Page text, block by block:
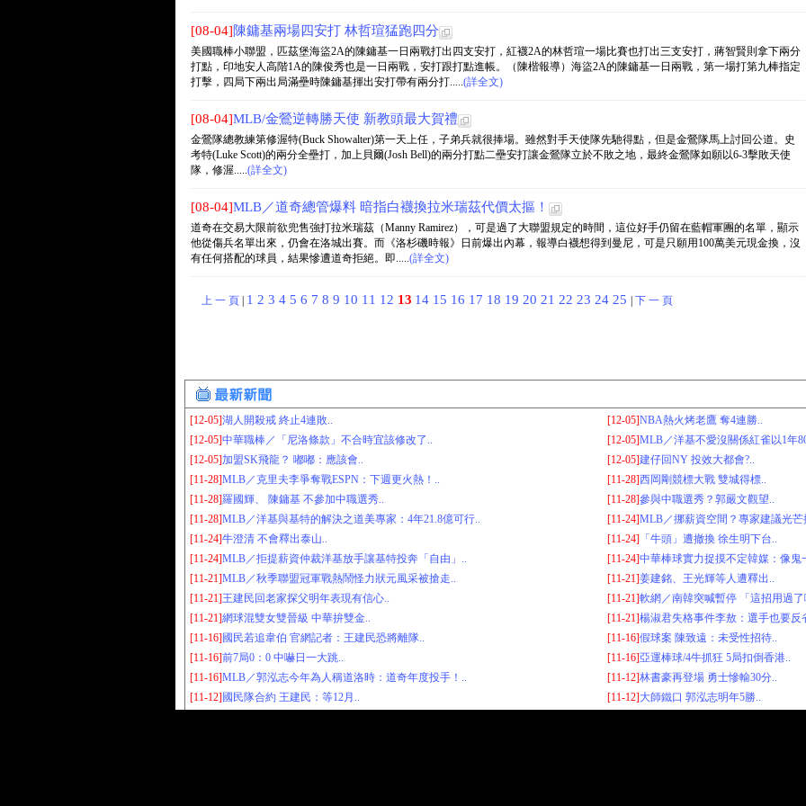
[08-04]陳鏞基兩場四安打 林哲瑄猛跑四分
美國職棒小聯盟，匹茲堡海盜2A的陳鏞基一日兩戰打出四支安打，紅襪2A的林哲瑄一場比賽也打出三支安打，蔣智賢則拿下兩分
打點，印地安人高階1A的陳俊秀也是一日兩戰，安打跟打點進帳。（陳楷報導）海盜2A的陳鏞基一日兩戰，第一場打第九棒指定
打擊，四局下兩出局滿壘時陳鏞基揮出安打帶有兩分打.....(詳全文)
[08-04]MLB/金鶯逆轉勝天使 新教頭最大賀禮
金鶯隊總教練第修渥特(Buck Showalter)第一天上任，子弟兵就很捧場。雖然對手天使隊先馳得點，但是金鶯隊馬上討回公道。史
考特(Luke Scott)的兩分全壘打，加上貝爾(Josh Bell)的兩分打點二壘安打讓金鶯隊立於不敗之地，最終金鶯隊如願以6-3擊敗天使
隊，修渥.....(詳全文)
[08-04]MLB／道奇總管爆料 暗指白襪換拉米瑞茲代價太摳！
道奇在交易大限前欲兜售強打拉米瑞茲（Manny Ramirez），可是過了大聯盟規定的時間，這位好手仍留在藍帽軍團的名單，顯示
他從傷兵名單出來，仍會在洛城出賽。而《洛杉磯時報》日前爆出內幕，報導白襪想得到曼尼，可是只願用100萬美元現金換，沒
有任何搭配的球員，結果慘遭道奇拒絕。即.....(詳全文)
上 一 頁| 1 2 3 4 5 6 7 8 9 10 11 12 13 14 15 16 17 18 19 20 21 22 23 24 25 下 一 頁
[12-05]湖人開殺戒 終止4連敗.. [12-05]NBA熱火烤老鷹 奪4連勝..
[12-05]中華職棒／「尼洛條款」不合時宜該修改了.. [12-05]MLB／洋基不愛沒關係紅雀以1年
[12-05]加盟SK飛龍？ 嘟嘟：應該會.. [12-05]建仔回NY 投效大都會?..
[11-28]MLB／克里夫李爭奪戰ESPN：下週更火熱！.. [11-28]西岡剛競標大戰 雙城得標..
[11-28]羅國輝、 陳鏞基 不參加中職選秀.. [11-28]參與中職選秀？郭嚴文觀望..
[11-28]MLB／洋基與基特的解決之道美專家：4年21.8億可行.. [11-24]MLB／挪薪資空間？專家建議光芒
[11-24]牛澄清 不會釋出泰山.. [11-24] 「牛頭」遭撤換 徐生明下台..
[11-24]MLB／拒提薪資仲裁洋基放手讓基特投奔「自由」.. [11-24]中華棒球實力捉摸不定韓媒：像鬼
[11-21]MLB／秋季聯盟冠軍戰熱鬧怪力狀元風采被搶走.. [11-21]姜建銘、王光輝等人遭釋出..
[11-21]王建民回老家探父明年表現有信心.. [11-21]軟網／南韓突喊暫停 「這招用過了
[11-21]網球混雙女雙晉級 中華拚雙金.. [11-21]楊淑君失格事件李敖：選手也要反
[11-16] 國民若追韋伯 官網記者：王建民恐將離隊.. [11-16]假球案 陳致遠：未受性招待..
[11-16]前7局0：0 中嚇日一大跳.. [11-16]亞運棒球/4牛抓狂 5局扣倒香港..
[11-16]MLB／郭泓志今年為人稱道洛時：道奇年度投手！.. [11-12]林書豪再登場 勇士慘輸30分..
[11-12] 國民隊合約 王建民：等12月.. [11-12]大師鐵口 郭泓志明年5勝..